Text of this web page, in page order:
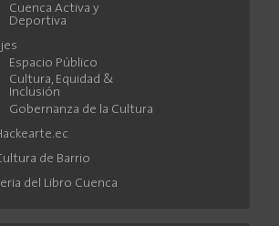
Cuenca Activa y
Deportiva
Espacio Público
Cultura, Equidad &
Inclusión
Gobernanza de la Cultura
de Barrio
del Libro Cuenca